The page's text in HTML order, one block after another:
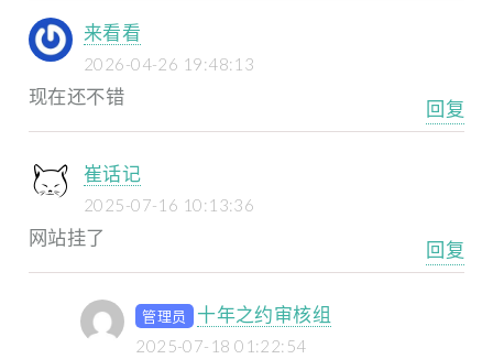
来看看
2026-04-26 19:48:13
现在还不错
回复
崔话记
2025-07-16 10:13:36
网站挂了
回复
管理员 十年之约审核组
2025-07-18 01:22:54